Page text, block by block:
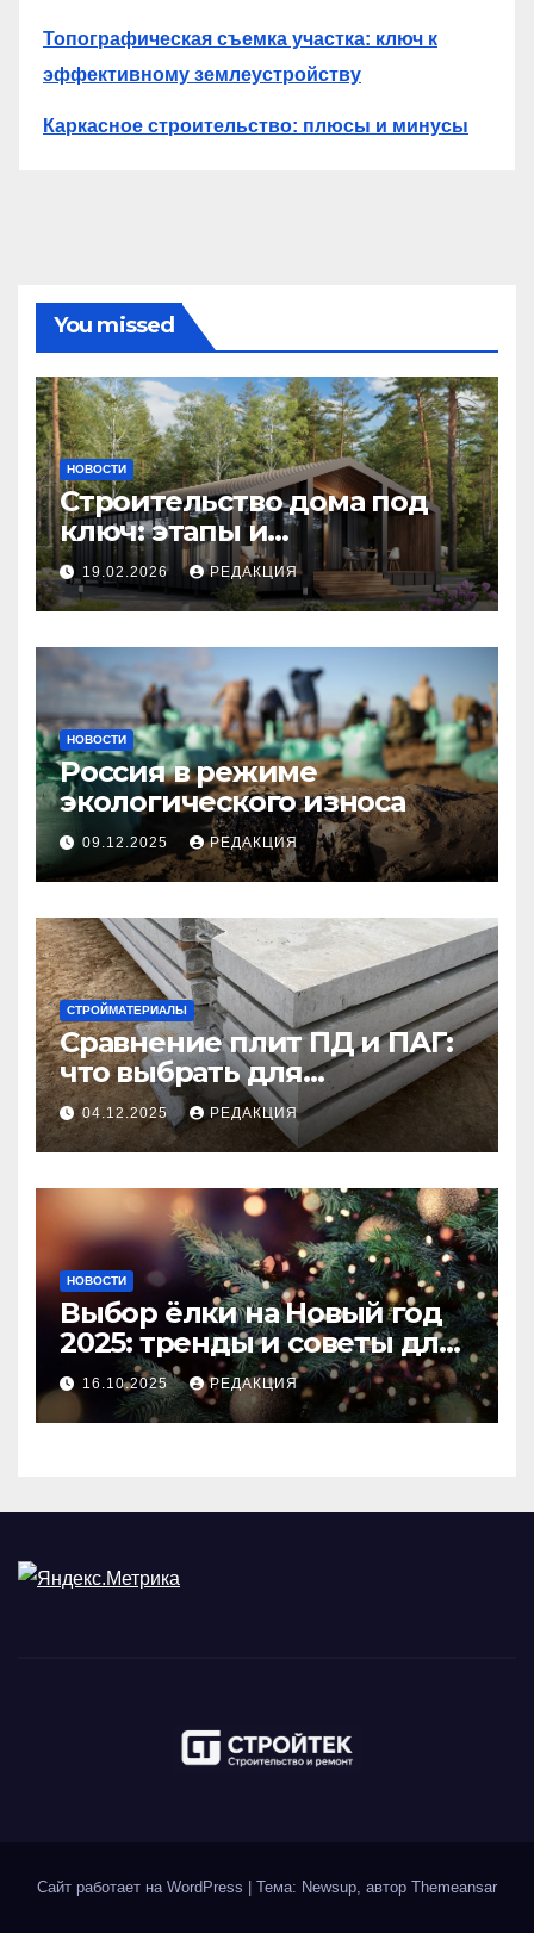
Топографическая съемка участка: ключ к
эффективному землеустройству
Каркасное строительство: плюсы и минусы
You missed
НОВОСТИ
Строительство дома под
ключ: этапы и
планирование бюджета
19.02.2026 РЕДАКЦИЯ
НОВОСТИ
Россия в режиме
экологического износа
09.12.2025 РЕДАКЦИЯ
СТРОЙМАТЕРИАЛЫ
Сравнение плит ПД и ПАГ:
что выбрать для
долговечного и прочного
покрытия
04.12.2025 РЕДАКЦИЯ
НОВОСТИ
Выбор ёлки на Новый год
2025: тренды и советы для
идеального праздника
16.10.2025 РЕДАКЦИЯ
Сайт работает на WordPress Тема: Newsup, автор Themeansar